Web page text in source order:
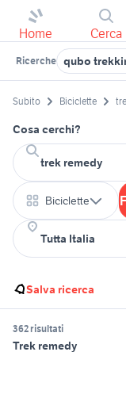
Home Cerca
Ricerche qubo
Subito Biciclette
Cosa cerchi?
Biciclette
Salva ricerca
362 risultati
Trek remedy